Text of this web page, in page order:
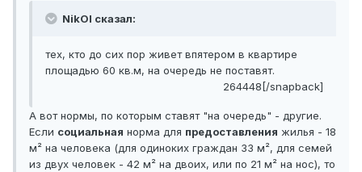
NikOl сказал:
тех, кто до сих пор живет впятером в квартире
площадью 60 кв.м, на очередь не поставят.
264448[/snapback]
А вот нормы, по которым ставят "на очередь" - другие.
Если социальная норма для предоставления жилья - 18
м² на человека (для одиноких граждан 33 м², для семей
из двух человек - 42 м² на двоих, или по 21 м² на нос), то